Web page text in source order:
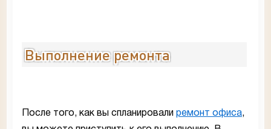
Выполнение ремонта
После того, как вы спланировали ремонт офиса,